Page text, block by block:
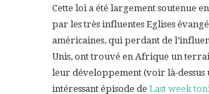
Cette loi a été largement soutenue
par les très influentes Eglises
américaines, qui perdant de
Unis, ont trouvé en Afrique un
leur développement (voir là-dessus
intéressant épisode de Last week